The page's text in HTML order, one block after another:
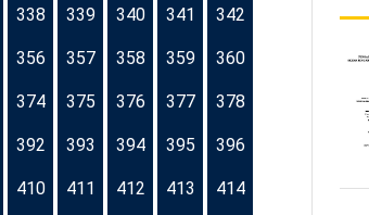
338 339 340 341 342
356 357 358 359 360
374 375 376 377 378
392 393 394 395 396
410 411 412 413 414